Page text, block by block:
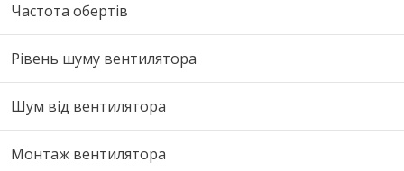
Частота обертів
Рівень шуму вентилятора
Шум від вентилятора
Монтаж вентилятора